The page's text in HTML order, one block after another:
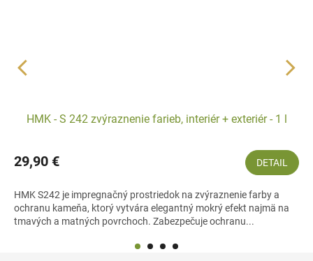
HMK - S 242 zvýraznenie farieb, interiér + exteriér - 1 l
29,90 € DETAIL
HMK S242 je impregnačný prostriedok na zvýraznenie farby a
ochranu kameňa, ktorý vytvára elegantný mokrý efekt najmä na
tmavých a matných povrchoch. Zabezpečuje ochranu...